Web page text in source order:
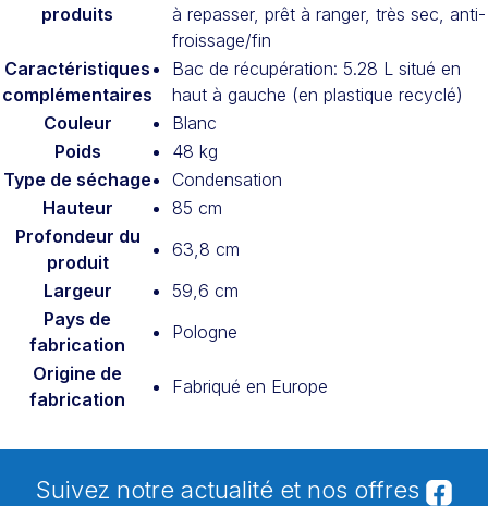
produits
à repasser, prêt à ranger, très sec, anti-
froissage/fin
Caractéristiques
complémentaires
Bac de récupération: 5.28 L situé en
haut à gauche (en plastique recyclé)
Couleur
Blanc
Poids
48 kg
Type de séchage
Condensation
Hauteur
85 cm
Profondeur du
produit
63,8 cm
Largeur
59,6 cm
Pays de
fabrication
Pologne
Origine de
fabrication
Fabriqué en Europe
Suivez notre actualité et nos offres